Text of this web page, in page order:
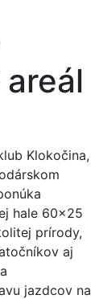
Klokočina,
hale 60×25
prírody,
aj
jazdcov na